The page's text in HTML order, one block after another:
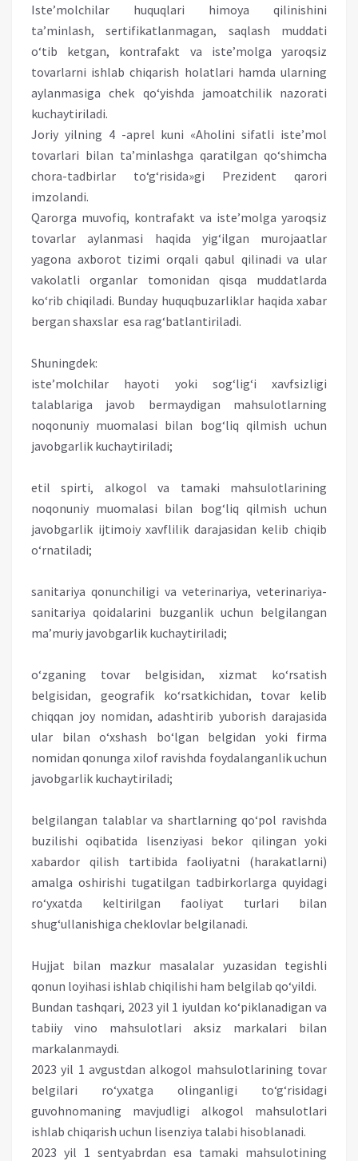
Iste’molchilar huquqlari himoya qilinishini
ta’minlash, sertifikatlanmagan, saqlash muddati
o‘tib ketgan, kontrafakt va iste’molga yaroqsiz
tovarlarni ishlab chiqarish holatlari hamda ularning
aylanmasiga chek qo‘yishda jamoatchilik nazorati
kuchaytiriladi.
Joriy yilning 4 -aprel kuni «Aholini sifatli iste’mol
tovarlari bilan ta’minlashga qaratilgan qo‘shimcha
chora-tadbirlar to‘g‘risida»gi Prezident qarori
imzolandi.
Qarorga muvofiq, kontrafakt va iste’molga yaroqsiz
tovarlar aylanmasi haqida yig‘ilgan murojaatlar
yagona axborot tizimi orqali qabul qilinadi va ular
vakolatli organlar tomonidan qisqa muddatlarda
ko‘rib chiqiladi. Bunday huquqbuzarliklar haqida xabar
bergan shaxslar esa rag‘batlantiriladi.
Shuningdek:
iste’molchilar hayoti yoki sog‘lig‘i xavfsizligi
talablariga javob bermaydigan mahsulotlarning
noqonuniy muomalasi bilan bog‘liq qilmish uchun
javobgarlik kuchaytiriladi;
etil spirti, alkogol va tamaki mahsulotlarining
noqonuniy muomalasi bilan bog‘liq qilmish uchun
javobgarlik ijtimoiy xavflilik darajasidan kelib chiqib
o‘rnatiladi;
sanitariya qonunchiligi va veterinariya, veterinariya-
sanitariya qoidalarini buzganlik uchun belgilangan
ma’muriy javobgarlik kuchaytiriladi;
o‘zganing tovar belgisidan, xizmat ko‘rsatish
belgisidan, geografik ko‘rsatkichidan, tovar kelib
chiqqan joy nomidan, adashtirib yuborish darajasida
ular bilan o‘xshash bo‘lgan belgidan yoki firma
nomidan qonunga xilof ravishda foydalanganlik uchun
javobgarlik kuchaytiriladi;
belgilangan talablar va shartlarning qo‘pol ravishda
buzilishi oqibatida lisenziyasi bekor qilingan yoki
xabardor qilish tartibida faoliyatni (harakatlarni)
amalga oshirishi tugatilgan tadbirkorlarga quyidagi
ro‘yxatda keltirilgan faoliyat turlari bilan
shug‘ullanishiga cheklovlar belgilanadi.
Hujjat bilan mazkur masalalar yuzasidan tegishli
qonun loyihasi ishlab chiqilishi ham belgilab qo‘yildi.
Bundan tashqari, 2023 yil 1 iyuldan ko‘piklanadigan va
tabiiy vino mahsulotlari aksiz markalari bilan
markalanmaydi.
2023 yil 1 avgustdan alkogol mahsulotlarining tovar
belgilari ro‘yxatga olinganligi to‘g‘risidagi
guvohnomaning mavjudligi alkogol mahsulotlari
ishlab chiqarish uchun lisenziya talabi hisoblanadi.
2023 yil 1 sentyabrdan esa tamaki mahsulotining